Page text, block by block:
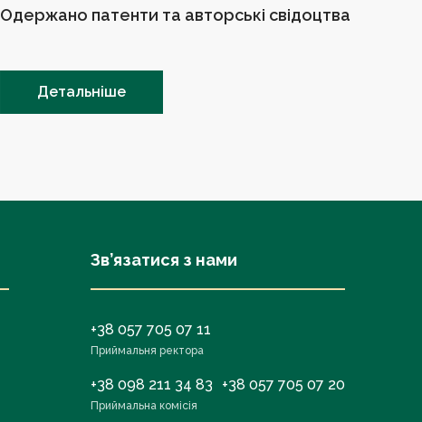
Одержано патенти та авторські свідоцтва
Детальніше
Зв’язатися з нами
+38 057 705 07 11
Приймальня ректора
+38 098 211 34 83 +38 057 705 07 20
Приймальна комісія